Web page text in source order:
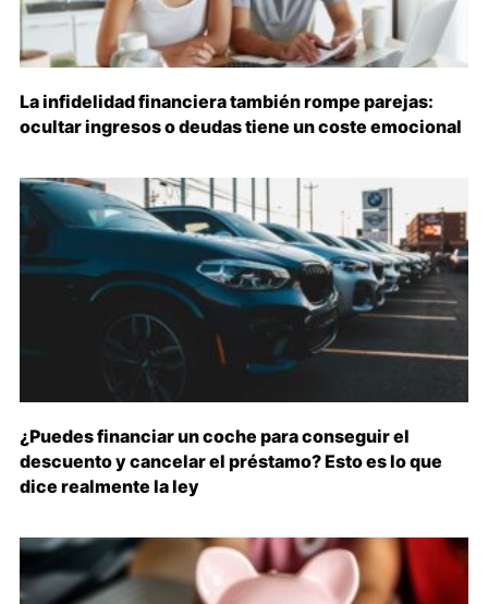
La infidelidad financiera también rompe parejas:
ocultar ingresos o deudas tiene un coste emocional
¿Puedes financiar un coche para conseguir el
descuento y cancelar el préstamo? Esto es lo que
dice realmente la ley